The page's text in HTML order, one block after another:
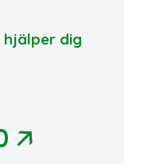
hjälper dig
🡥